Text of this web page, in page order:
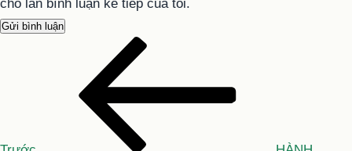
cho lần bình luận kế tiếp của tôi.